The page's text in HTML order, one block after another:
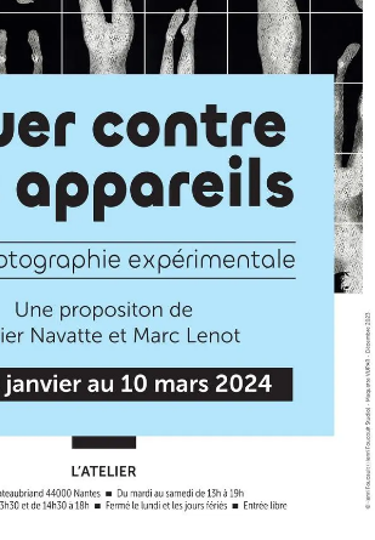
SERVICES
DÉDIÉS AUX GALERISTES
SON SITE ARTISTE
SON CATALOGUE D'EXPO
SES EXPOSITIONS
CONTRIBUTEUR
L'ÉQUIPE OAM